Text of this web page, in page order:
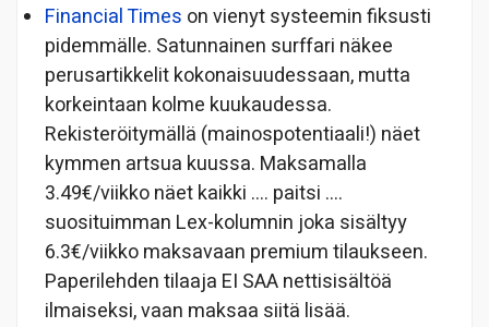
Financial Times on vienyt systeemin fiksusti
pidemmälle. Satunnainen surffari näkee
perusartikkelit kokonaisuudessaan, mutta
korkeintaan kolme kuukaudessa.
Rekisteröitymällä (mainospotentiaali!) näet
kymmen artsua kuussa. Maksamalla
3.49€/viikko näet kaikki …. paitsi ….
suosituimman Lex-kolumnin joka sisältyy
6.3€/viikko maksavaan premium tilaukseen.
Paperilehden tilaaja EI SAA nettisisältöä
ilmaiseksi, vaan maksaa siitä lisää.